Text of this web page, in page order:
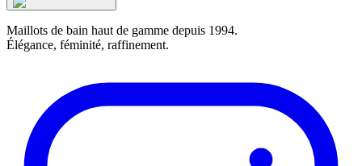
Maillots de bain haut de gamme depuis 1994.
Élégance, féminité, raffinement.